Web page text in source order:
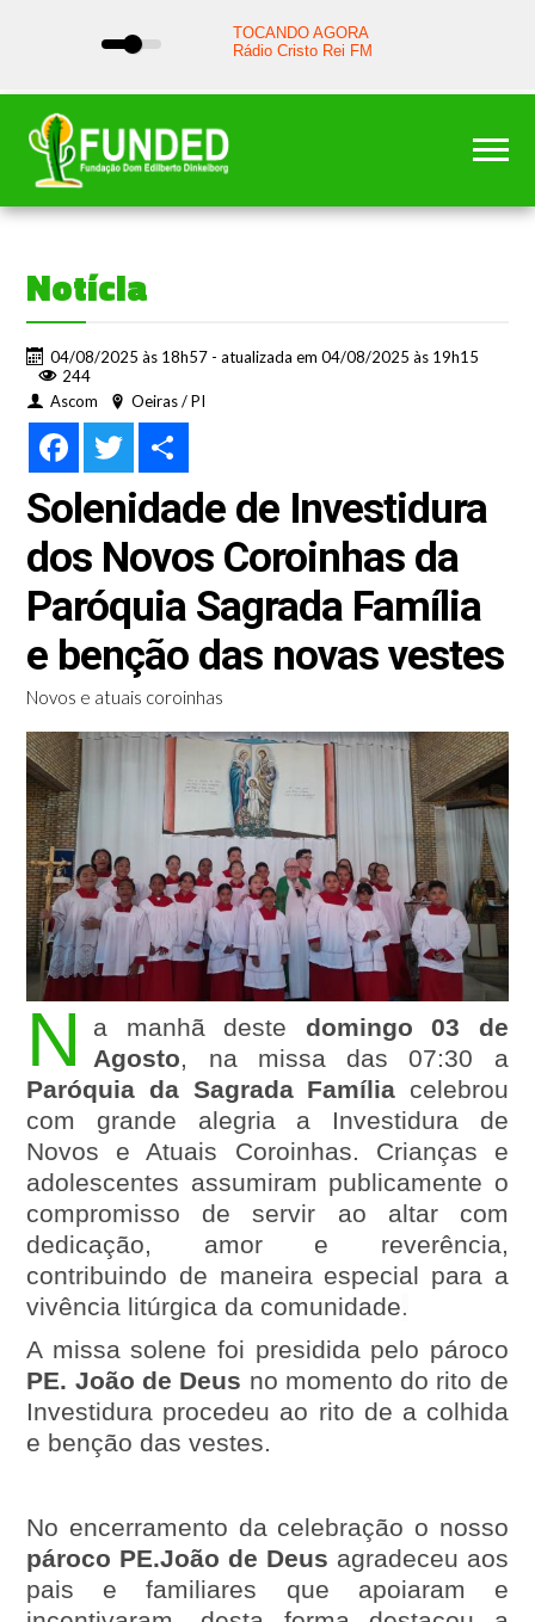
Notícia
04/08/2025 às 18h57 - atualizada em 04/08/2025 às 19h15
244
Ascom
Oeiras / PI
FacebookTwitter
Solenidade de Investidura
dos Novos Coroinhas da
Paróquia Sagrada Família
e benção das novas vestes
Novos e atuais coroinhas
N a manhã deste domingo 03 de
Agosto, na missa das 07:30 a
Paróquia da Sagrada Família celebrou
com grande alegria a Investidura de
Novos e Atuais Coroinhas. Crianças e
adolescentes assumiram publicamente o
compromisso de servir ao altar com
dedicação, amor e reverência,
contribuindo de maneira especial para a
vivência litúrgica da comunidade.
A missa solene foi presidida pelo pároco
PE. João de Deus no momento do rito de
Investidura procedeu ao rito de a colhida
e benção das vestes.
No encerramento da celebração o nosso
pároco PE.João de Deus agradeceu aos
pais e familiares que apoiaram e